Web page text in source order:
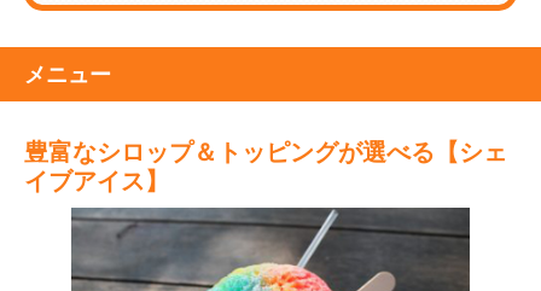
メニュー
豊富なシロップ＆トッピングが選べる【シェ
イブアイス】